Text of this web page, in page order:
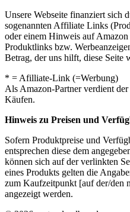
Unsere Webseite finanziert sich
sogenannten Affiliate Links
oder einem Hinweis auf
Produktlinks bzw.
Betrag, der uns hilft, diese Seite
* = Afilliate-Link (=Werbung)
Als Amazon-Partner verdient
Käufen.
Hinweis zu Preisen und
Sofern Produktpreise und
entsprechen diese dem
können sich auf der verlinkten
eines Produkts gelten die
zum Kaufzeitpunkt [auf der/den
angezeigt werden.